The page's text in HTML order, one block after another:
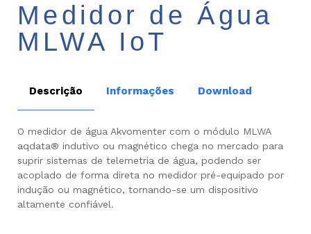
Medidor de Água
MLWA IoT
Descrição Informações Download
O medidor de água Akvomenter com o módulo MLWA
aqdata® indutivo ou magnético chega no mercado para
suprir sistemas de telemetria de água, podendo ser
acoplado de forma direta no medidor pré-equipado por
indução ou magnético, tornando-se um dispositivo
altamente confiável.